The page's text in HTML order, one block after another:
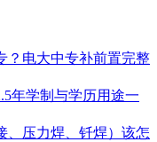
？电大中专补前置完整
年学制与学历用途一
、压力焊、钎焊）该怎